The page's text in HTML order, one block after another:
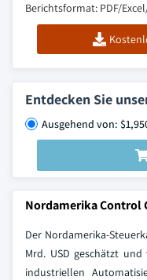
Berichtsformat: PDF/
Entdecken Sie
Ausgehend von:
Nordamerika Control
Der Nordamerika-
Mrd. USD geschätzt
industriellen